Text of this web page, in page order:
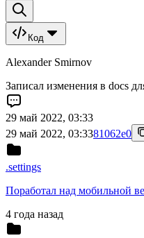
Код
Alexander Smirnov
Записал изменения в docs
29 май 2022, 03:33
29 май 2022, 03:3381062e0
.settings
Поработал над мобильной
4 года назад